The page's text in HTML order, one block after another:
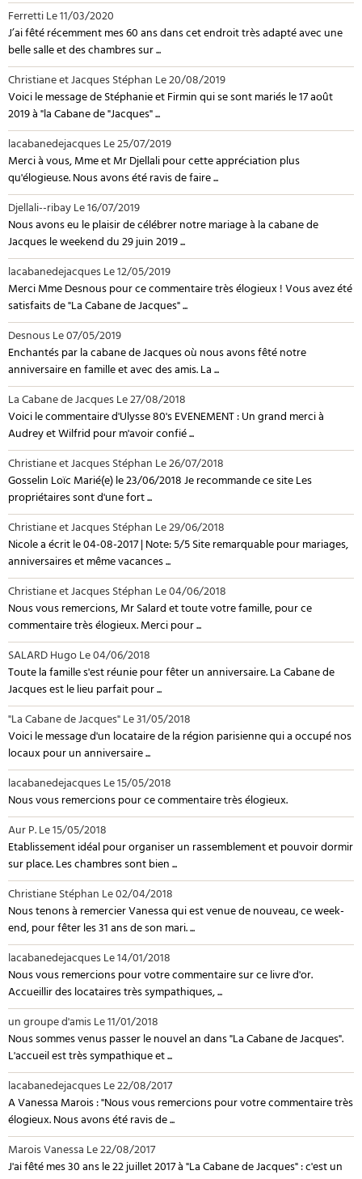
FerrettiLe 11/03/2020
J’ai fêté récemment mes 60 ans dans cet endroit très adapté avec une
belle salle et des chambres sur ...
Christiane et Jacques StéphanLe 20/08/2019
Voici le message de Stéphanie et Firmin qui se sont mariés le 17 août
2019 à "la Cabane de "Jacques" ...
lacabanedejacquesLe 25/07/2019
Merci à vous, Mme et Mr Djellali pour cette appréciation plus
qu'élogieuse. Nous avons été ravis de faire ...
Djellali--ribayLe 16/07/2019
Nous avons eu le plaisir de célébrer notre mariage à la cabane de
Jacques le weekend du 29 juin 2019 ...
lacabanedejacquesLe 12/05/2019
Merci Mme Desnous pour ce commentaire très élogieux ! Vous avez été
satisfaits de "La Cabane de Jacques" ...
DesnousLe 07/05/2019
Enchantés par la cabane de Jacques où nous avons fêté notre
anniversaire en famille et avec des amis. La ...
La Cabane de JacquesLe 27/08/2018
Voici le commentaire d'Ulysse 80's EVENEMENT : Un grand merci à
Audrey et Wilfrid pour m'avoir confié ...
Christiane et Jacques StéphanLe 26/07/2018
Gosselin Loïc Marié(e) le 23/06/2018 Je recommande ce site Les
propriétaires sont d'une fort ...
Christiane et Jacques StéphanLe 29/06/2018
Nicole a écrit le 04-08-2017 | Note: 5/5 Site remarquable pour mariages,
anniversaires et même vacances ...
Christiane et Jacques StéphanLe 04/06/2018
Nous vous remercions, Mr Salard et toute votre famille, pour ce
commentaire très élogieux. Merci pour ...
SALARD HugoLe 04/06/2018
Toute la famille s'est réunie pour fêter un anniversaire. La Cabane de
Jacques est le lieu parfait pour ...
"La Cabane de Jacques"Le 31/05/2018
Voici le message d'un locataire de la région parisienne qui a occupé nos
locaux pour un anniversaire ...
lacabanedejacquesLe 15/05/2018
Nous vous remercions pour ce commentaire très élogieux.
Aur P.Le 15/05/2018
Etablissement idéal pour organiser un rassemblement et pouvoir dormir
sur place. Les chambres sont bien ...
Christiane StéphanLe 02/04/2018
Nous tenons à remercier Vanessa qui est venue de nouveau, ce week-
end, pour fêter les 31 ans de son mari. ...
lacabanedejacquesLe 14/01/2018
Nous vous remercions pour votre commentaire sur ce livre d'or.
Accueillir des locataires très sympathiques, ...
un groupe d'amisLe 11/01/2018
Nous sommes venus passer le nouvel an dans "La Cabane de Jacques".
L'accueil est très sympathique et ...
lacabanedejacquesLe 22/08/2017
A Vanessa Marois : "Nous vous remercions pour votre commentaire très
élogieux. Nous avons été ravis de ...
Marois VanessaLe 22/08/2017
J'ai fêté mes 30 ans le 22 juillet 2017 à "La Cabane de Jacques" : c'est un